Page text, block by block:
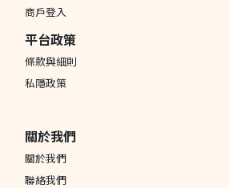
商戶登入
平台政策
條款與細則
私隱政策
關於我們
關於我們
聯絡我們